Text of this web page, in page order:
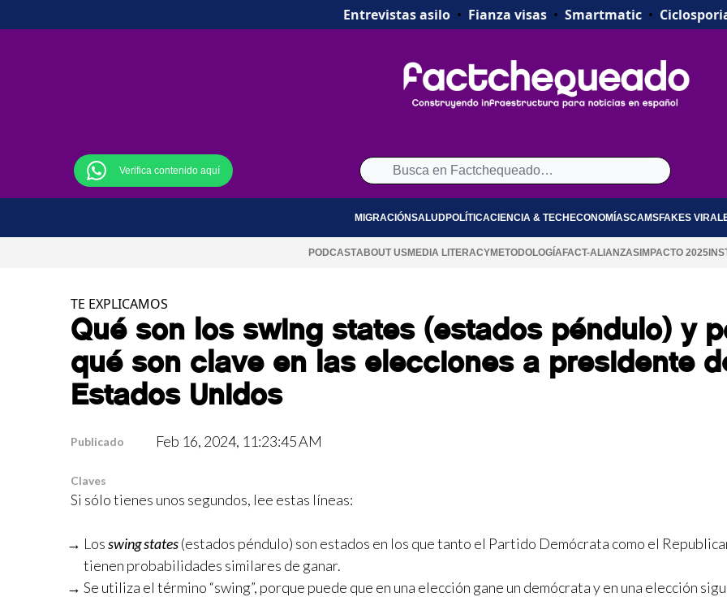
Entrevistas asilo• Fianza visas• Smartmatic•
Verifica contenido aquí
MIGRACIÓNSALUDPOLÍTICACIENCIA & TECH ECONOMÍASCAMSFAKES
PODCASTABOUT USMEDIA LITERACYMETODOLOGÍA FACT-ALIANZASIMPACTO 2025
TE EXPLICAMOS
Qué son los swing states (estados péndulo) y
qué son clave en las elecciones a presidente
Estados Unidos
Publicado Feb 16, 2024, 11:23:45 AM
Claves
Si sólo tienes unos segundos, lee estas líneas:
Losswing states(estados péndulo) son estados en los que tanto el Partido Demócrata como el
tienen probabilidades similares de ganar.
Se utiliza el término “swing”, porque puede que en una elección gane un demócrata y en una elección